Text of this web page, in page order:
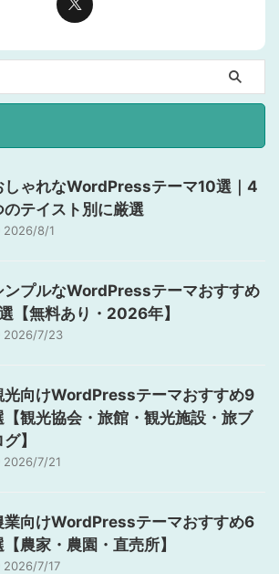
しゃれなWordPressテーマ10選｜4
のテイスト別に厳選
2026/8/1
ンプルなWordPressテーマおすすめ
【無料あり・2026年】
2026/7/23
光向けWordPressテーマおすすめ9
【観光協会・旅館・観光施設・旅ブ
グ】
2026/7/21
業向けWordPressテーマおすすめ6
【農家・農園・直売所】
2026/7/17